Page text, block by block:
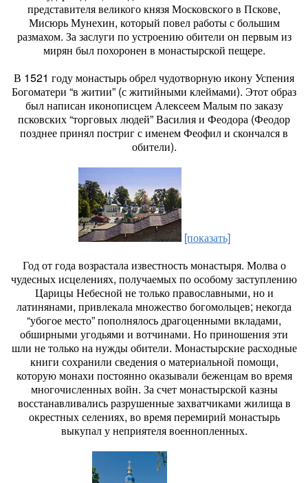
представителя великого князя Московского в Пскове,
Мисюрь Мунехин, который повел работы с большим
размахом. За заслуги по устроению обители он первым из
мирян был похоронен в монастырской пещере.
В 1521 году монастырь обрел чудотворную икону Успения
Богоматери “в житии” (с житийными клеймами). Этот образ
был написан иконописцем Алексеем Малым по заказу
псковских “торговых людей” Василия и Феодора (Феодор
позднее принял постриг с именем Феофил и скончался в
обители).
[показать]
Год от года возрастала известность монастыря. Молва о
чудесных исцелениях, получаемых по особому заступлению
Царицы Небесной не только православными, но и
латинянами, привлекала множество богомольцев; некогда
“убогое место” пополнялось драгоценными вкладами,
обширными угодьями и вотчинами. Но приношения эти
шли не только на нужды обители. Монастырские расходные
книги сохранили сведения о материальной помощи,
которую монахи постоянно оказывали беженцам во время
многочисленных войн. За счет монастырской казны
восстанавливались разрушенные захватчиками жилища в
окрестных селениях, во время перемирий монастырь
выкупал у неприятеля военнопленных.